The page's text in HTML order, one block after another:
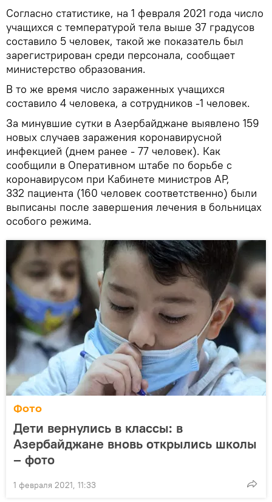
Согласно статистике, на 1 февраля 2021 года число
учащихся с температурой тела выше 37 градусов
составило 5 человек, такой же показатель был
зарегистрирован среди персонала, сообщает
министерство образования.
В то же время число зараженных учащихся
составило 4 человека, а сотрудников -1 человек.
За минувшие сутки в Азербайджане выявлено 159
новых случаев заражения коронавирусной
инфекцией (днем ранее - 77 человек). Как
сообщили в Оперативном штабе по борьбе с
коронавирусом при Кабинете министров АР,
332 пациента (160 человек соответственно) были
выписаны после завершения лечения в больницах
особого режима.
Фото
Дети вернулись в классы: в
Азербайджане вновь открылись школы
– фото
1 февраля 2021, 11:33